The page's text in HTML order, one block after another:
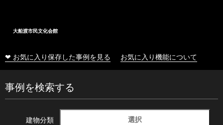
大船渡市民文化会館
❤ お気に入り保存した事例を見る お気に入り機能について
事例を検索する
建物分類 選択